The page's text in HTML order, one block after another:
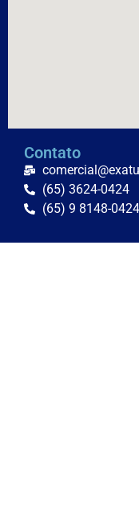
Contato
(65) 3624-0424
(65) 9 8148-0424